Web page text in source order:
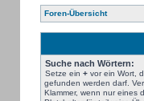
Foren-Übersicht
Suche nach Wörtern:
Setze ein +vor ein Wort,
gefunden werden darf.
Klammer, wenn nur eines